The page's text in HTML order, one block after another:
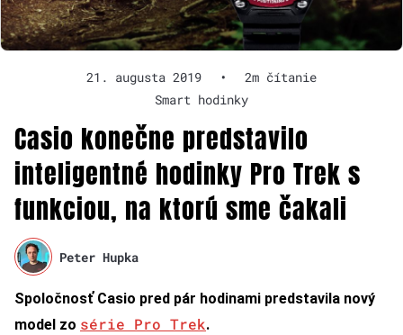
21. augusta 2019 •
2m čítanie
Smart hodinky
Casio konečne predstavilo
inteligentné hodinky Pro Trek s
funkciou, na ktorú sme čakali
Peter Hupka
Spoločnosť Casio pred pár hodinami predstavila nový
model zo série Pro Trek.